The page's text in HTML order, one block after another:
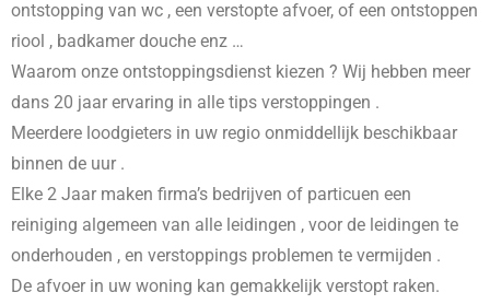
ontstopping van wc , een verstopte afvoer, of een ontstoppen
riool , badkamer douche enz …
Waarom onze ontstoppingsdienst kiezen ? Wij hebben meer
dans 20 jaar ervaring in alle tips verstoppingen .
Meerdere loodgieters in uw regio onmiddellijk beschikbaar
binnen de uur .
Elke 2 Jaar maken firma’s bedrijven of particuen een
reiniging algemeen van alle leidingen , voor de leidingen te
onderhouden , en verstoppings problemen te vermijden .
De afvoer in uw woning kan gemakkelijk verstopt raken.